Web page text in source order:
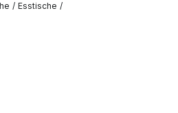
/ Esstische /